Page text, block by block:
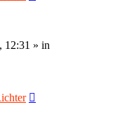
12:31 » in